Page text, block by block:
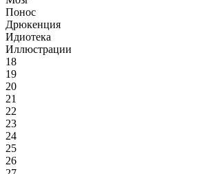
Понос
Дрюкенция
Идиотека
Иллюстрации
18
19
20
21
22
23
24
25
26